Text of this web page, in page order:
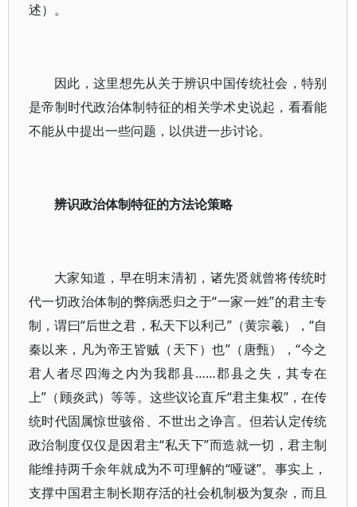
述）。
因此，这里想先从关于辨识中国传统社会，特别
是帝制时代政治体制特征的相关学术史说起，看看能
不能从中提出一些问题，以供进一步讨论。
辨识政治体制特征的方法论策略
大家知道，早在明末清初，诸先贤就曾将传统时
代一切政治体制的弊病悉归之于“一家一姓”的君主专
制，谓曰“后世之君，私天下以利己”（黄宗羲），“自
秦以来，凡为帝王皆贼（天下）也”（唐甄），“今之
君人者尽四海之内为我郡县……郡县之失，其专在
上”（顾炎武）等等。这些议论直斥“君主集权”，在传
统时代固属惊世骇俗、不世出之诤言。但若认定传统
政治制度仅仅是因君主“私天下”而造就一切，君主制
能维持两千余年就成为不可理解的“哑谜”。事实上，
支撑中国君主制长期存活的社会机制极为复杂，而且